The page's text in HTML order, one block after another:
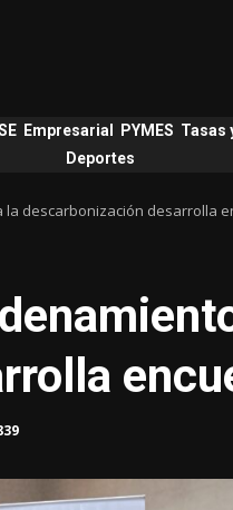
Empresarial PYMES Tasas
Deportes
la descarbonización desarrolla